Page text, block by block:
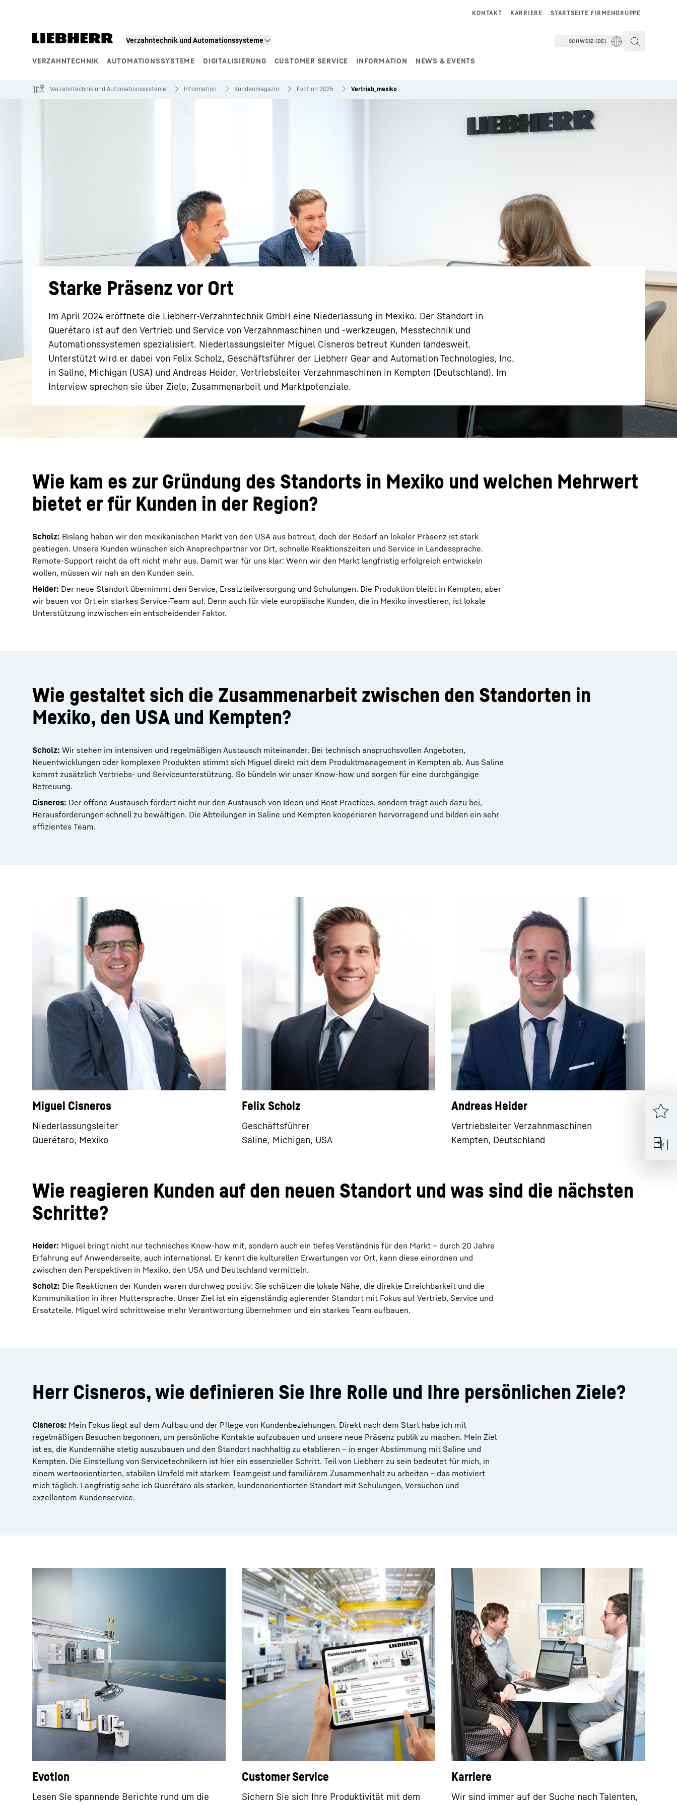
Verzahntechnik und Automationssysteme
VERZAHNTECHNIK AUTOMATIONSSYSTEME DIGITALISIERUNG CUSTOMER SERVICE INFORMATION NEWS & EVENTS
STARTSEITE FIRMENGRUPPE
KARRIERE
KONTAKT
SCHWEIZ (DE)
Verzahntechnik und Automationssysteme Information Kundenmagazin Evotion 2025 Vertrieb_mexiko
Starke Präsenz vor Ort
Im April 2024 eröffnete die Liebherr-Verzahntechnik GmbH eine Niederlassung in Mexiko. Der Standort in
Querétaro ist auf den Vertrieb und Service von Verzahnmaschinen und -werkzeugen, Messtechnik und
Automationssystemen spezialisiert. Niederlassungsleiter Miguel Cisneros betreut Kunden landesweit.
Unterstützt wird er dabei von Felix Scholz, Geschäftsführer der Liebherr Gear and Automation Technologies, Inc.
in Saline, Michigan (USA) und Andreas Heider, Vertriebsleiter Verzahnmaschinen in Kempten (Deutschland). Im
Interview sprechen sie über Ziele, Zusammenarbeit und Marktpotenziale.
Wie kam es zur Gründung des Standorts in Mexiko und welchen Mehrwert
bietet er für Kunden in der Region?
Scholz: Bislang haben wir den mexikanischen Markt von den USA aus betreut, doch der Bedarf an lokaler Präsenz ist stark
gestiegen. Unsere Kunden wünschen sich Ansprechpartner vor Ort, schnelle Reaktionszeiten und Service in Landessprache.
Remote-Support reicht da oft nicht mehr aus. Damit war für uns klar: Wenn wir den Markt langfristig erfolgreich entwickeln
wollen, müssen wir nah an den Kunden sein.
Heider: Der neue Standort übernimmt den Service, Ersatzteilversorgung und Schulungen. Die Produktion bleibt in Kempten, aber
wir bauen vor Ort ein starkes Service-Team auf. Denn auch für viele europäische Kunden, die in Mexiko investieren, ist lokale
Unterstützung inzwischen ein entscheidender Faktor.
Wie gestaltet sich die Zusammenarbeit zwischen den Standorten in
Mexiko, den USA und Kempten?
Scholz: Wir stehen im intensiven und regelmäßigen Austausch miteinander. Bei technisch anspruchsvollen Angeboten,
Neuentwicklungen oder komplexen Produkten stimmt sich Miguel direkt mit dem Produktmanagement in Kempten ab. Aus Saline
kommt zusätzlich Vertriebs- und Serviceunterstützung. So bündeln wir unser Know-how und sorgen für eine durchgängige
Betreuung.
Cisneros: Der offene Austausch fördert nicht nur den Austausch von Ideen und Best Practices, sondern trägt auch dazu bei,
Herausforderungen schnell zu bewältigen. Die Abteilungen in Saline und Kempten kooperieren hervorragend und bilden ein sehr
effizientes Team.
Miguel Cisneros
Niederlassungsleiter
Querétaro, Mexiko
Felix Scholz
Geschäftsführer
Saline, Michigan, USA
Andreas Heider
Vertriebsleiter Verzahnmaschinen
Kempten, Deutschland
Wie reagieren Kunden auf den neuen Standort und was sind die nächsten
Schritte?
Heider: Miguel bringt nicht nur technisches Know-how mit, sondern auch ein tiefes Verständnis für den Markt – durch 20 Jahre
Erfahrung auf Anwenderseite, auch international. Er kennt die kulturellen Erwartungen vor Ort, kann diese einordnen und
zwischen den Perspektiven in Mexiko, den USA und Deutschland vermitteln.
Scholz: Die Reaktionen der Kunden waren durchweg positiv: Sie schätzen die lokale Nähe, die direkte Erreichbarkeit und die
Kommunikation in ihrer Muttersprache. Unser Ziel ist ein eigenständig agierender Standort mit Fokus auf Vertrieb, Service und
Ersatzteile. Miguel wird schrittweise mehr Verantwortung übernehmen und ein starkes Team aufbauen.
Herr Cisneros, wie definieren Sie Ihre Rolle und Ihre persönlichen Ziele?
Cisneros: Mein Fokus liegt auf dem Aufbau und der Pflege von Kundenbeziehungen. Direkt nach dem Start habe ich mit
regelmäßigen Besuchen begonnen, um persönliche Kontakte aufzubauen und unsere neue Präsenz publik zu machen. Mein Ziel
ist es, die Kundennähe stetig auszubauen und den Standort nachhaltig zu etablieren – in enger Abstimmung mit Saline und
Kempten. Die Einstellung von Servicetechnikern ist hier ein essenzieller Schritt. Teil von Liebherr zu sein bedeutet für mich, in
einem werteorientierten, stabilen Umfeld mit starkem Teamgeist und familiärem Zusammenhalt zu arbeiten – das motiviert
mich täglich. Langfristig sehe ich Querétaro als starken, kundenorientierten Standort mit Schulungen, Versuchen und
exzellentem Kundenservice.
Evotion
Lesen Sie spannende Berichte rund um die
Customer Service
Sichern Sie sich Ihre Produktivität mit dem
Karriere
Wir sind immer auf der Suche nach Talenten,